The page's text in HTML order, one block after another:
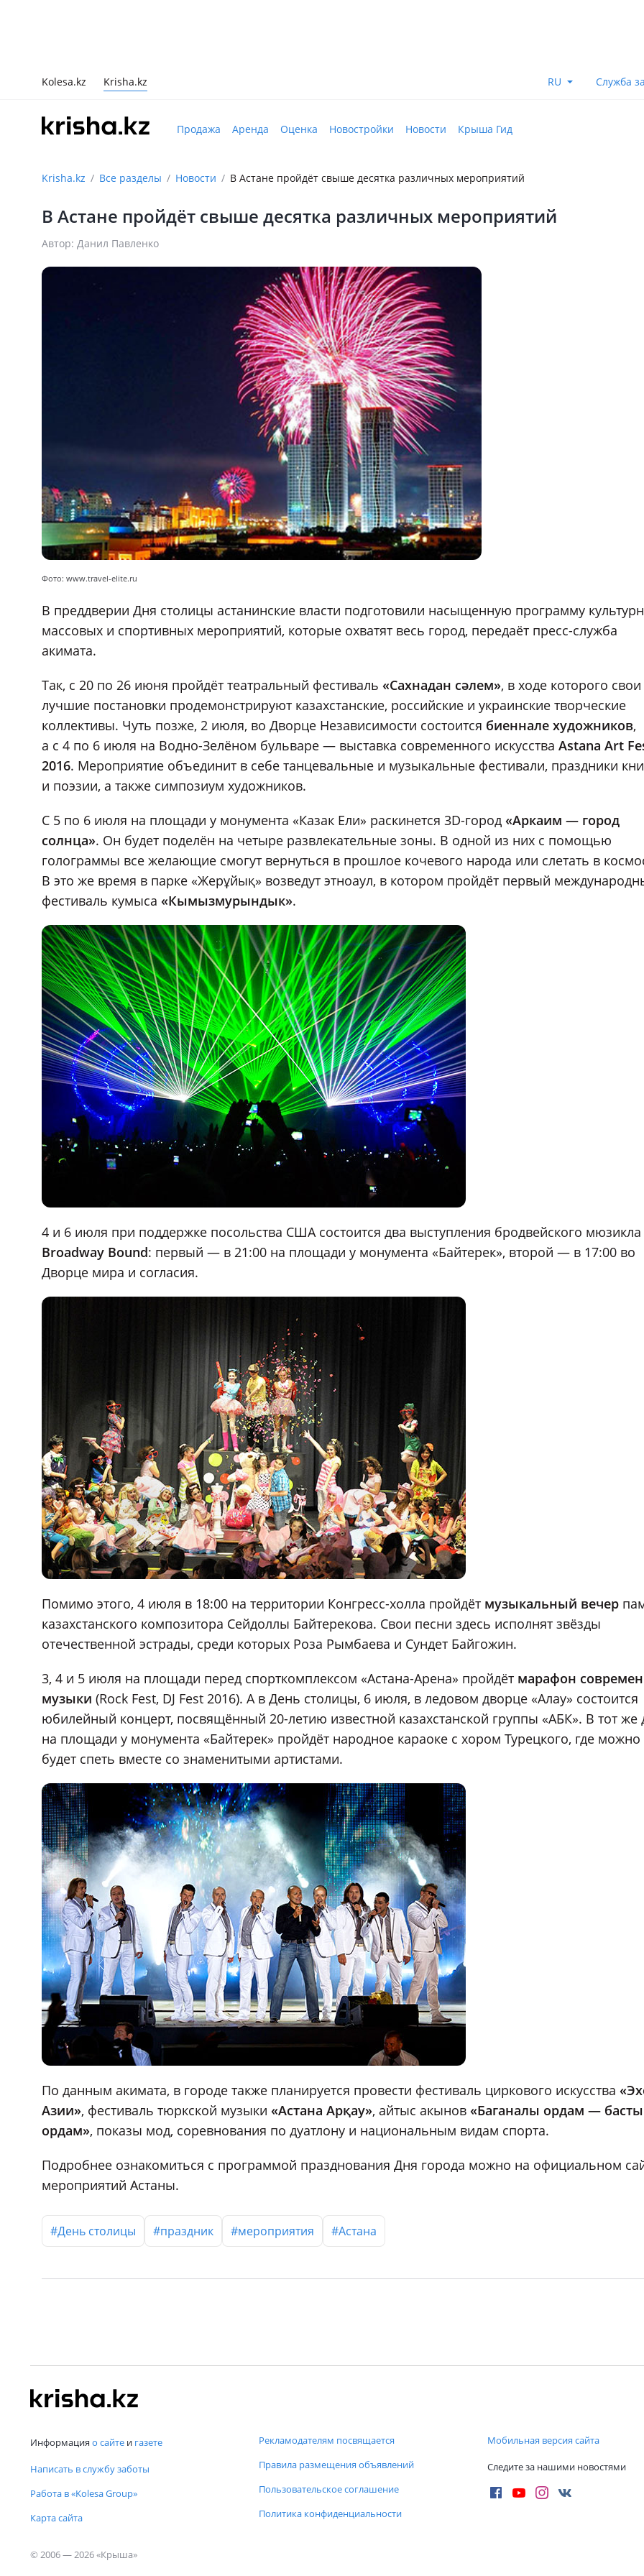
Kolesa.kz Krisha.kz RU Служба
Продажа Аренда Оценка Новостройки Новости Крыша Гид
Krisha.kz Все разделы Новости В Астане пройдёт свыше десятка различных мероприятий
В Астане пройдёт свыше десятка различных мероприятий
Автор: Данил Павленко
Фото: www.travel-elite.ru
В преддверии Дня столицы астанинские власти подготовили насыщенную программу
массовых и спортивных мероприятий, которые охватят весь город, передаёт пресс-служба
акимата.
Так, с 20 по 26 июня пройдёт театральный фестиваль «Сахнадан сәлем», в ходе которого свои
лучшие постановки продемонстрируют казахстанские, российские и украинские творческие
коллективы. Чуть позже, 2 июля, во Дворце Независимости состоится биеннале художников,
а с 4 по 6 июля на Водно-Зелёном бульваре — выставка современного искусства Astana Art
2016. Мероприятие объединит в себе танцевальные и музыкальные фестивали, праздники
и поэзии, а также симпозиум художников.
С 5 по 6 июля на площади у монумента «Казак Ели» раскинется 3D-город «Аркаим — город
солнца». Он будет поделён на четыре развлекательные зоны. В одной из них с помощью
голограммы все желающие смогут вернуться в прошлое кочевого народа или слетать в
В это же время в парке «Жерұйық» возведут этноаул, в котором пройдёт первый
фестиваль кумыса «Кымызмурындык».
4 и 6 июля при поддержке посольства США состоится два выступления бродвейского мюзикла
Broadway Bound: первый — в 21:00 на площади у монумента «Байтерек», второй — в 17:00 во
Дворце мира и согласия.
Помимо этого, 4 июля в 18:00 на территории Конгресс-холла пройдёт музыкальный вечер
казахстанского композитора Сейдоллы Байтерекова. Свои песни здесь исполнят звёзды
отечественной эстрады, среди которых Роза Рымбаева и Сундет Байгожин.
3, 4 и 5 июля на площади перед спорткомплексом «Астана-Арена» пройдёт марафон
музыки (Rock Fest, DJ Fest 2016). А в День столицы, 6 июля, в ледовом дворце «Алау» состоится
юбилейный концерт, посвящённый 20-летию известной казахстанской группы «АБК». В тот же
на площади у монумента «Байтерек» пройдёт народное караоке с хором Турецкого, где можно
будет спеть вместе со знаменитыми артистами.
По данным акимата, в городе также планируется провести фестиваль циркового искусства
Азии», фестиваль тюркской музыки «Астана Арқау», айтыс акынов «Баганалы ордам — басты
ордам», показы мод, соревнования по дуатлону и национальным видам спорта.
Подробнее ознакомиться с программой празднования Дня города можно на официальном
мероприятий Астаны.
#День столицы #праздник #мероприятия #Астана
Информация о сайте и газете
Написать в службу заботы
Работа в «Kolesa Group»
Карта сайта
Рекламодателям посвящается
Правила размещения объявлений
Пользовательское соглашение
Политика конфиденциальности
Мобильная версия сайта
Следите за нашими новостями
© 2006 — 2026 «Крыша»